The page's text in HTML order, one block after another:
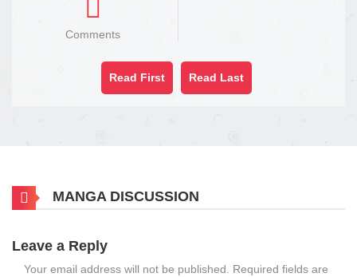
Comments
Read First Read Last
MANGA DISCUSSION
Leave a Reply
Your email address will not be published. Required fields are